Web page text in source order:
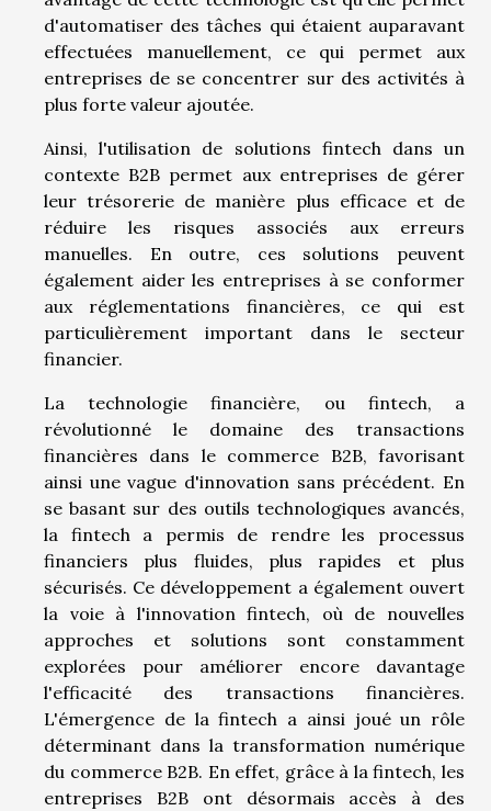
d'automatiser des tâches qui étaient auparavant
effectuées manuellement, ce qui permet aux
entreprises de se concentrer sur des activités à
plus forte valeur ajoutée.
Ainsi, l'utilisation de solutions fintech dans un
contexte B2B permet aux entreprises de gérer
leur trésorerie de manière plus efficace et de
réduire les risques associés aux erreurs
manuelles. En outre, ces solutions peuvent
également aider les entreprises à se conformer
aux réglementations financières, ce qui est
particulièrement important dans le secteur
financier.
La technologie financière, ou fintech, a
révolutionné le domaine des transactions
financières dans le commerce B2B, favorisant
ainsi une vague d'innovation sans précédent. En
se basant sur des outils technologiques avancés,
la fintech a permis de rendre les processus
financiers plus fluides, plus rapides et plus
sécurisés. Ce développement a également ouvert
la voie à l'innovation fintech, où de nouvelles
approches et solutions sont constamment
explorées pour améliorer encore davantage
l'efficacité des transactions financières.
L'émergence de la fintech a ainsi joué un rôle
déterminant dans la transformation numérique
du commerce B2B. En effet, grâce à la fintech, les
entreprises B2B ont désormais accès à des